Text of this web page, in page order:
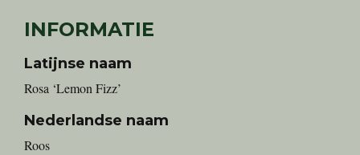
INFORMATIE
Latijnse naam
Rosa ‘Lemon Fizz’
Nederlandse naam
roos